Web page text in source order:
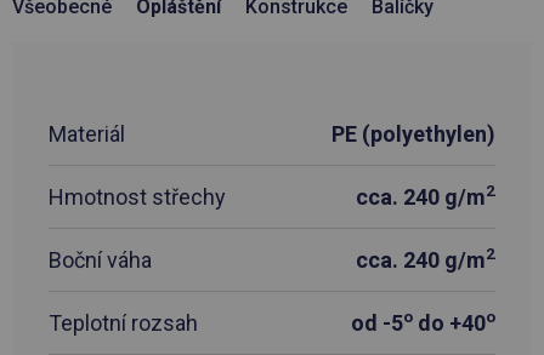
Všeobecné Opláštění Konstrukce Balíčky
Materiál PE (polyethylen)
Hmotnost střechy cca. 240 g/m2
Boční váha cca. 240 g/m2
Teplotní rozsah od -5o do +40o